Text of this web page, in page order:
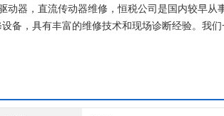
动器，直流传动器维修，恒税公司是国内较早从
备，具有丰富的维修技术和现场诊断经验。我